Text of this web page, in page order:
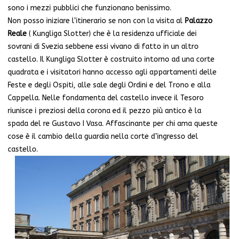
sono i mezzi pubblici che funzionano benissimo.
Non posso iniziare l’itinerario se non con la visita al Palazzo
Reale ( Kungliga Slotter) che è la residenza ufficiale dei
sovrani di Svezia sebbene essi vivano di fatto in un altro
castello. Il Kungliga Slotter è costruito intorno ad una corte
quadrata e i visitatori hanno accesso agli appartamenti delle
Feste e degli Ospiti, alle sale degli Ordini e del Trono e alla
Cappella. Nelle fondamenta del castello invece il Tesoro
riunisce i preziosi della corona ed il pezzo più antico è la
spada del re Gustavo I Vasa. Affascinante per chi ama queste
cose è il cambio della guardia nella corte d’ingresso del
castello.